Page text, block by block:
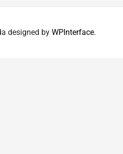
designed by WPInterface.